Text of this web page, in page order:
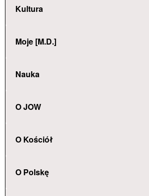
Kultura
Moje [M.D.]
Nauka
O JOW
O Kościół
O Polskę